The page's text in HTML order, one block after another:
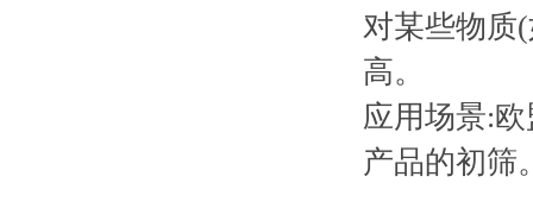
对某些物质
高。
应用场景:
产品的初筛